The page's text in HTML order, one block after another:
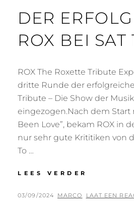
DER
ROX BEI SAT
ROX The Roxette Tribute
dritte Runde der
Tribute – Die Show der
eingezogen.Nach dem Start
Been Love”, bekam ROX in
nur sehr gute Krititiken von
To …
LEES VERDER
VON
GEPLAATST
03/09/2024 BY
MARCO LAAT EEN